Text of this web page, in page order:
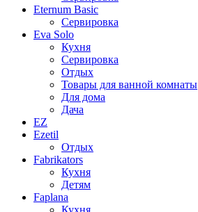
Eternum Basic
Сервировка
Eva Solo
Кухня
Сервировка
Отдых
Товары для ванной комнаты
Для дома
Дача
EZ
Ezetil
Отдых
Fabrikators
Кухня
Детям
Faplana